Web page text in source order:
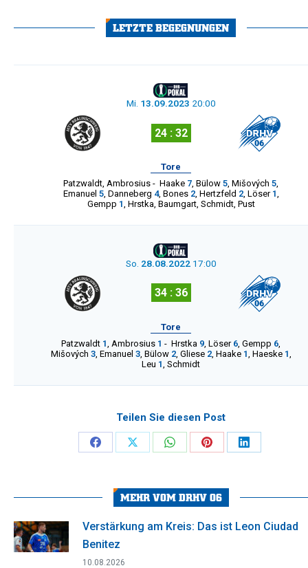
LETZTE BEGEGNUNGEN
Mi. 13.09.2023 20:00
24 : 32
Tore
Patzwaldt, Ambrosius - Haake 7, Bülow 5, Mišových 5,
Emanuel 5, Danneberg 4, Bones 2, Hertzfeld 2, Löser 1,
Gempp 1, Hrstka, Baumgart, Schmidt, Pust
So. 28.08.2022 17:00
34 : 36
Tore
Patzwaldt 1, Ambrosius 1 - Hrstka 9, Löser 6, Gempp 6,
Mišových 3, Emanuel 3, Bülow 2, Gliese 2, Haake 1, Haeske 1,
Leu 1, Schmidt
Teilen Sie diesen Post
Share
Facebook
Share
X
Share
WhatsApp
Share
Pinterest
Share
MEHR VOM DRHV 06
Verstärkung am Kreis: Das ist Leon Ciudad
Benitez
10.08.2026